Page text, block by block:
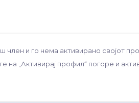
член и го нема активирано својот
на „Активирај профил“ погоре и